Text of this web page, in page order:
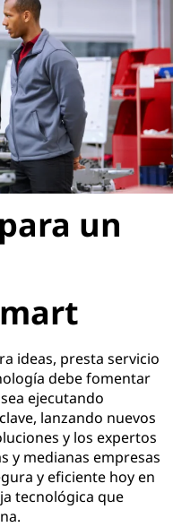
un
ideas, presta servicio
debe fomentar
ejecutando
lanzando nuevos
y los expertos
y medianas empresas
y eficiente hoy en
tecnológica que